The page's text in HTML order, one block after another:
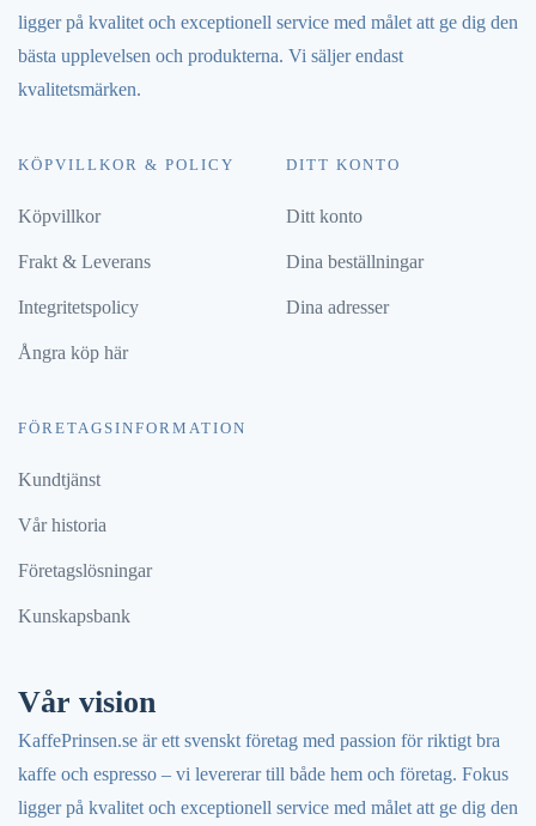
ligger på kvalitet och exceptionell service med målet att ge dig den
bästa upplevelsen och produkterna. Vi säljer endast
kvalitetsmärken.
KÖPVILLKOR & POLICY
Köpvillkor
Frakt & Leverans
Integritetspolicy
Ångra köp här
DITT KONTO
Ditt konto
Dina beställningar
Dina adresser
FÖRETAGSINFORMATION
Kundtjänst
Vår historia
Företagslösningar
Kunskapsbank
Vår vision
KaffePrinsen.se är ett svenskt företag med passion för riktigt bra
kaffe och espresso – vi levererar till både hem och företag. Fokus
ligger på kvalitet och exceptionell service med målet att ge dig den